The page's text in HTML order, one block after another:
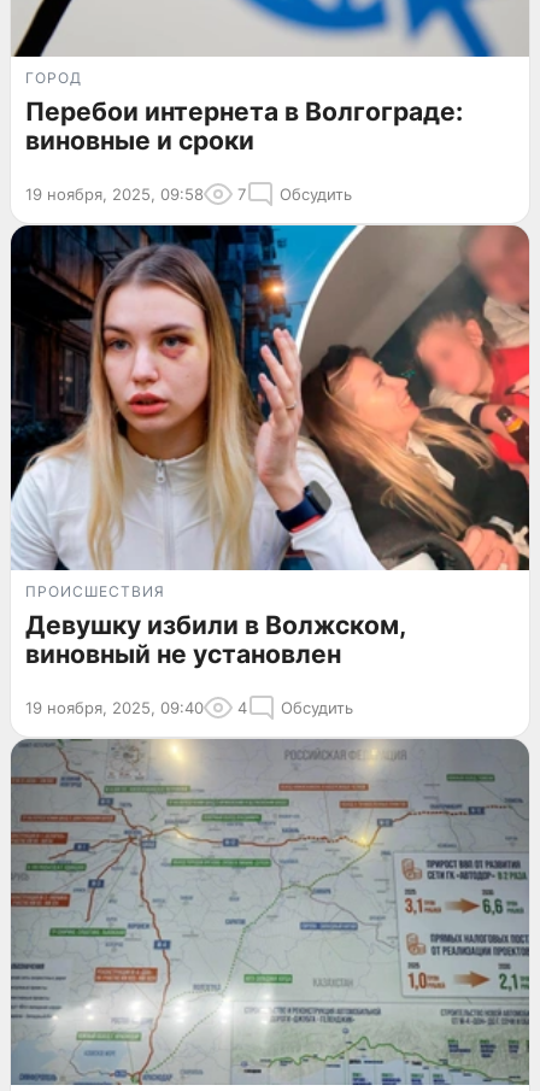
ГОРОД
Перебои интернета в Волгограде:
виновные и сроки
19 ноября, 2025, 09:58 7 Обсудить
ПРОИСШЕСТВИЯ
Девушку избили в Волжском,
виновный не установлен
19 ноября, 2025, 09:40 4 Обсудить